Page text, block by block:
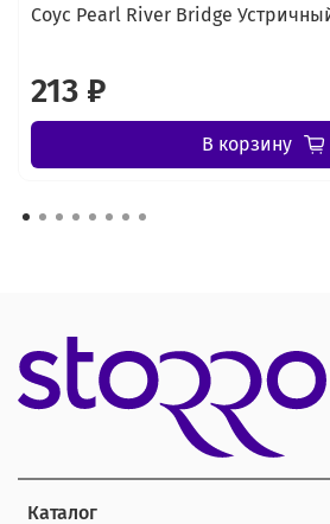
Соус Pearl River Bridge
213 ₽
В корзину
Каталог